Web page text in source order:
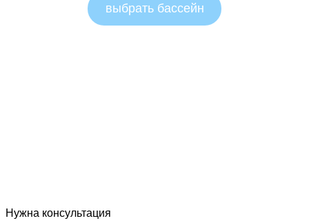
выбрать бассейн
Нужна консультация